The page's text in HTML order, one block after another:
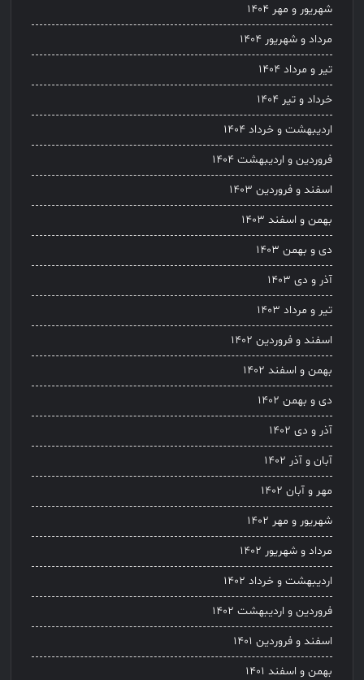
شهریور و مهر ۱۴۰۴
مرداد و شهریور ۱۴۰۴
تیر و مرداد ۱۴۰۴
خرداد و تیر ۱۴۰۴
اردیبهشت و خرداد ۱۴۰۴
فروردین و اردیبهشت ۱۴۰۴
اسفند و فروردین ۱۴۰۳
بهمن و اسفند ۱۴۰۳
دی و بهمن ۱۴۰۳
آذر و دی ۱۴۰۳
تیر و مرداد ۱۴۰۳
اسفند و فروردین ۱۴۰۲
بهمن و اسفند ۱۴۰۲
دی و بهمن ۱۴۰۲
آذر و دی ۱۴۰۲
آبان و آذر ۱۴۰۲
مهر و آبان ۱۴۰۲
شهریور و مهر ۱۴۰۲
مرداد و شهریور ۱۴۰۲
اردیبهشت و خرداد ۱۴۰۲
فروردین و اردیبهشت ۱۴۰۲
اسفند و فروردین ۱۴۰۱
بهمن و اسفند ۱۴۰۱